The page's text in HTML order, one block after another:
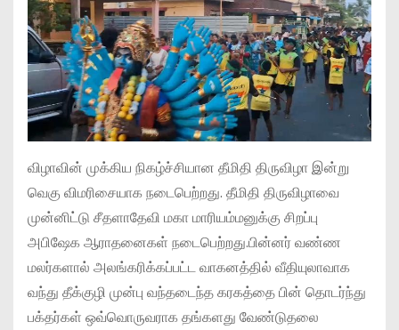
விழாவின் முக்கிய நிகழ்ச்சியான தீமிதி திருவிழா இன்று
வெகு விமரிசையாக நடைபெற்றது. தீமிதி திருவிழாவை
முன்னிட்டு சீதளாதேவி மகா மாரியம்மனுக்கு சிறப்பு
அபிஷேக ஆராதனைகள் நடைபெற்றது.பின்னர் வண்ண
மலர்களால் அலங்கரிக்கப்பட்ட வாகனத்தில் வீதியுலாவாக
வந்து தீக்குழி முன்பு வந்தடைந்த கரகத்தை பின் தொடர்ந்து
பக்தர்கள் ஒவ்வொருவராக தங்களது வேண்டுதலை